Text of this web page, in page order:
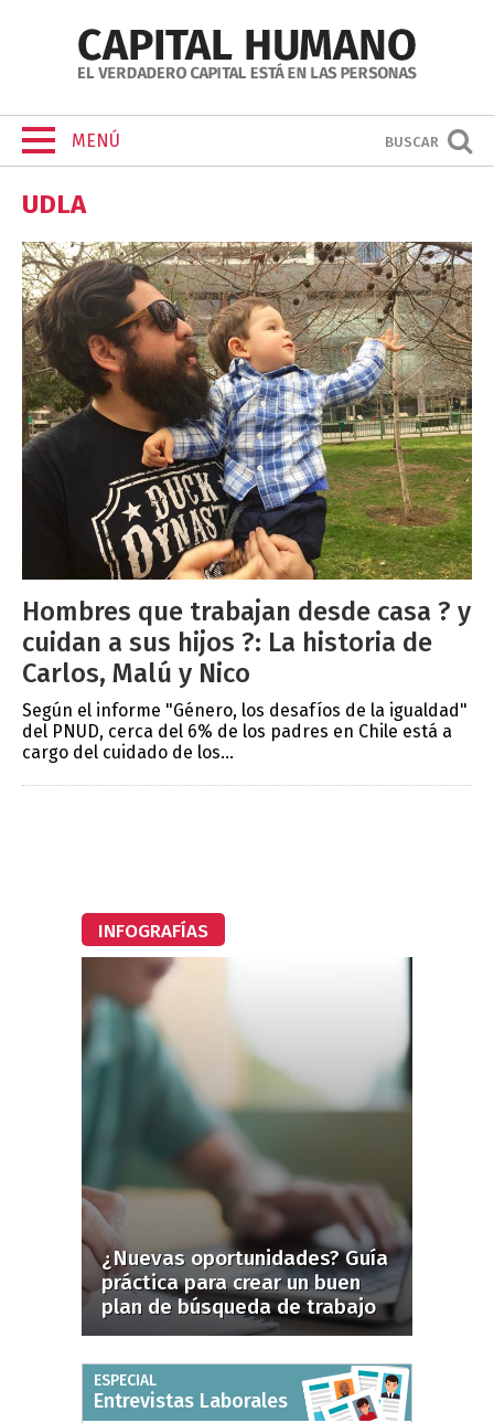
MENÚ BUSCAR
UDLA
Hombres que trabajan desde casa ? y
cuidan a sus hijos ?: La historia de
Carlos, Malú y Nico
Según el informe "Género, los desafíos de la igualdad"
del PNUD, cerca del 6% de los padres en Chile está a
cargo del cuidado de los...
INFOGRAFÍAS
¿Nuevas oportunidades? Guía
práctica para crear un buen
plan de búsqueda de trabajo
ESPECIAL
Entrevistas Laborales